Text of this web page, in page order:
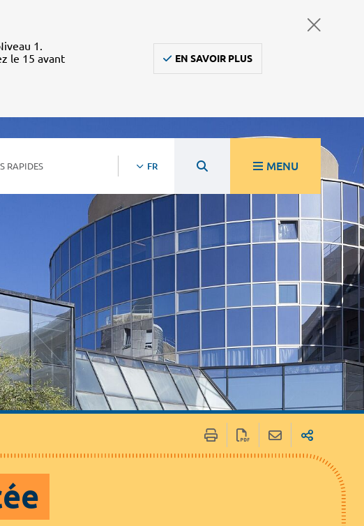
1.
le 15 avant
EN SAVOIR PLUS
RAPIDES FR MENU